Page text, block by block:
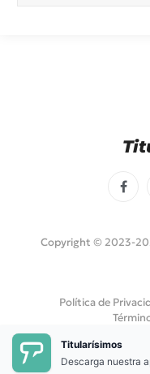
Copyright © 2023-
Política de
Titularísimos
Descarga nuestra